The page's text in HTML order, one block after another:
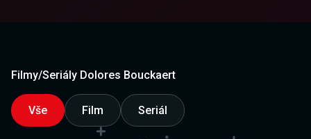
Filmy/Seriály Dolores Bouckaert
Vše Film Seriál